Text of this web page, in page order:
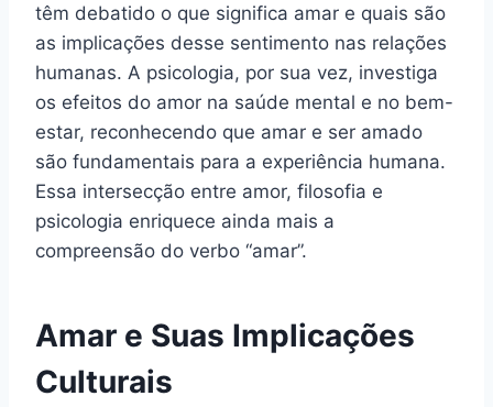
têm debatido o que significa amar e quais são
as implicações desse sentimento nas relações
humanas. A psicologia, por sua vez, investiga
os efeitos do amor na saúde mental e no bem-
estar, reconhecendo que amar e ser amado
são fundamentais para a experiência humana.
Essa intersecção entre amor, filosofia e
psicologia enriquece ainda mais a
compreensão do verbo “amar”.
Amar e Suas Implicações
Culturais